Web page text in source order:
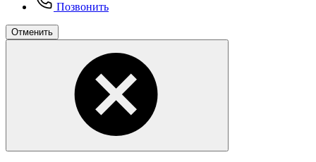
Позвонить
Отменить